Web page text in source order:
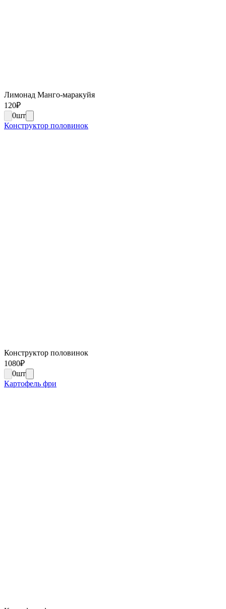
Лимонад Манго-маракуйя
120₽
0шт
Конструктор половинок
Конструктор половинок
1080₽
0шт
Картофель фри